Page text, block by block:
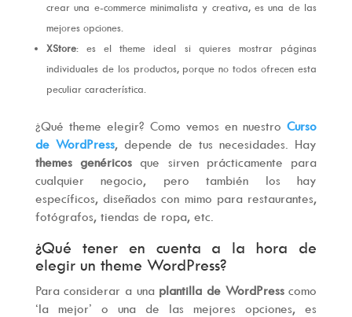
crear una e-commerce minimalista y creativa, es una de las
mejores opciones.
XStore: es el theme ideal si quieres mostrar páginas
individuales de los productos, porque no todos ofrecen esta
peculiar característica.
¿Qué theme elegir? Como vemos en nuestroCurso
de WordPress, depende de tus necesidades. Hay
themes genéricosque sirven prácticamente para
cualquier negocio, pero también los hay
específicos, diseñados con mimo para restaurantes,
fotógrafos, tiendas de ropa, etc.
¿Qué tener en cuenta a la hora de
elegir un theme WordPress?
Para considerar a unaplantilla de WordPresscomo
‘la mejor’ o una de las mejores opciones, es